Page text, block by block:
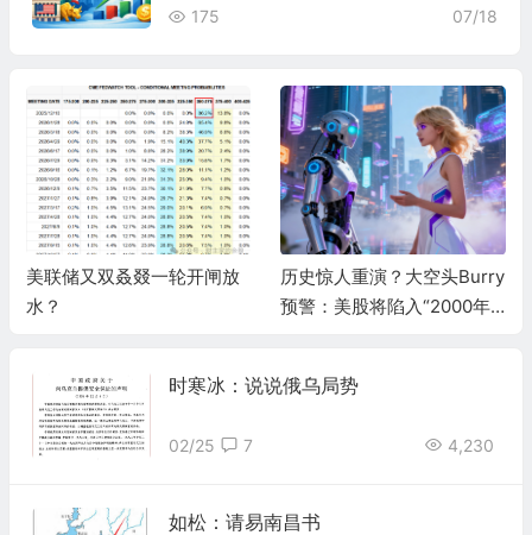
07/18
175
历史惊人重演？大空头Burry
预警：美股将陷入“2000年
日本央行历史性逆转，意味
着什么？
时寒冰：说说俄乌局势
02/25 4,230
7
如松：请易南昌书